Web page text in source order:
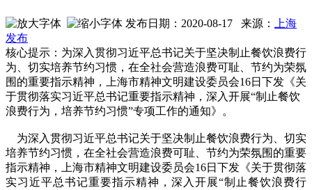
发布日期：2020-08-17 来源： 上海
发布
核心提示：为深入贯彻习近平总书记关于坚决制止餐饮浪费行
为、切实培养节约习惯，在全社会营造浪费可耻、节约为荣氛
围的重要指示精神，上海市精神文明建设委员会16日下发《关
于贯彻落实习近平总书记重要指示精神，深入开展“制止餐饮
浪费行为，培养节约习惯”专项工作的通知》。
为深入贯彻习近平总书记关于坚决制止餐饮浪费行为、切实
培养节约习惯，在全社会营造浪费可耻、节约为荣氛围的重要
指示精神，上海市精神文明建设委员会16日下发《关于贯彻落
实习近平总书记重要指示精神，深入开展“制止餐饮浪费行